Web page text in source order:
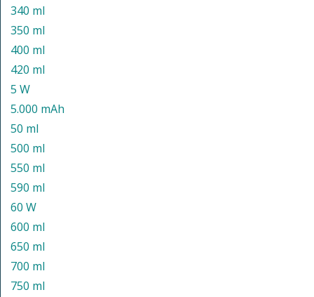
340 ml
350 ml
400 ml
420 ml
5 W
5.000 mAh
50 ml
500 ml
550 ml
590 ml
60 W
600 ml
650 ml
700 ml
750 ml